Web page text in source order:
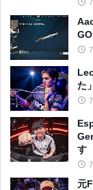
た
す
元